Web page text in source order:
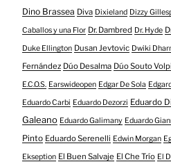
Dino Brassea Diva Dixieland Dizzy
Caballos y una Flor Dr. Dambred Dr. Hyde
Duke Ellington Dusan Jevtovic Dwiki
Fernández Dúo Desalma Dúo Souto
E.C.O.S. Earswideopen Edgar De Sola
Eduardo Carbi Eduardo Dezorzi Eduardo
Galeano Eduardo Galimany Eduardo
Pinto Eduardo Serenelli Edwin Morgan
Ekseption El Buen Salvaje El Che Trío El